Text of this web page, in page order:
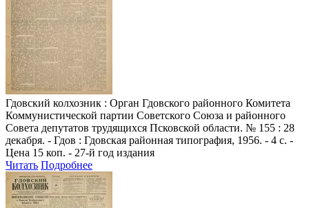
Гдовский колхозник : Орган Гдовского районного Комитета
Коммунистической партии Советского Союза и районного
Совета депутатов трудящихся Псковской области. № 155 : 28
декабря. - Гдов : Гдовская районная типография, 1956. - 4 с. -
Цена 15 коп. - 27-й год издания
Читать Подробнее